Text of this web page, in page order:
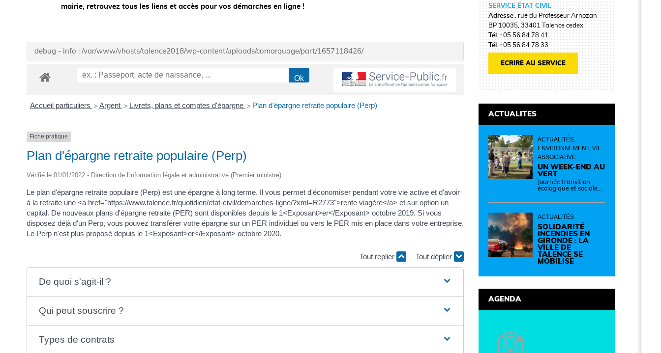
mairie, retrouvez tous les liens et accès pour vos démarches en ligne !
debug - info : /var/www/vhosts/talence2018/wp-content/uploads/comarquage/part/1657118426/
Accueil particuliers > Argent > Livrets, plans et comptes d'épargne > Plan d'épargne retraite populaire (Perp)
Fiche pratique
Plan d'épargne retraite populaire (Perp)
Vérifié le 01/01/2022 - Direction de l'information légale et administrative (Premier ministre)
Le plan d'épargne retraite populaire (Perp) est une épargne à long terme. Il vous permet d'économiser pendant votre vie active et d'avoir
à la retraite une <a href="https://www.talence.fr/quotidien/etat-civil/demarches-ligne/?xml=R2773">rente viagère</a> et sur option un
capital. De nouveaux plans d'épargne retraite (PER) sont disponibles depuis le 1<Exposant>er</Exposant> octobre 2019. Si vous
disposez déjà d'un Perp, vous pouvez transférer votre épargne sur un PER individuel ou vers le PER mis en place dans votre entreprise.
Le Perp n'est plus proposé depuis le 1<Exposant>er</Exposant> octobre 2020.
Tout replier Tout déplier
De quoi s'agit-il ?
Qui peut souscrire ?
Types de contrats
SERVICE ÉTAT CIVIL
Adresse: rue du Professeur Arnozan –
BP 10035, 33401 Talence cedex
Tél. :05 56 84 78 41
Tél. :05 56 84 78 33
ECRIRE AU SERVICE
ACTUALITES
ACTUALITÉS,
ENVIRONNEMENT, VIE
ASSOCIATIVE
UN WEEK-END AU
VERT
Journée transition
écologique et sociale
de 14h à 19h Des
des rencontres pour
passer à l'action !
Cette journée réunit
de nombreux
partenaires autour
d'initiatives concrètes
pour un territoire plus
durable et solidaire.
ACTUALITÉS
SOLIDARITÉ
INCENDIES EN
GIRONDE : LA
VILLE DE
TALENCE SE
MOBILISE
AGENDA